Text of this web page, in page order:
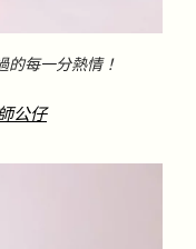
的每一分熱情！
公仔